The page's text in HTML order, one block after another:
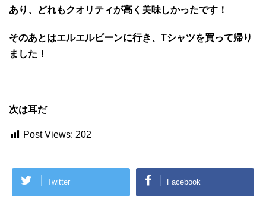
あり、どれもクオリティが高く美味しかったです！
そのあとはエルエルビーンに行き、Tシャツを買って帰り
ました！
次は耳だ
Post Views: 202
Twitter Facebook